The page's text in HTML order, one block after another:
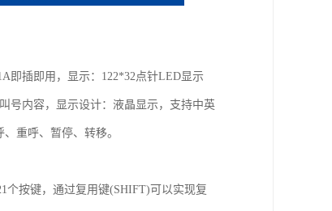
即插即用，显示：122*32点针LED显示
号内容，显示设计：液晶显示，支持中英
重呼、暂停、转移。
个按键，通过复用键(SHIFT)可以实现复